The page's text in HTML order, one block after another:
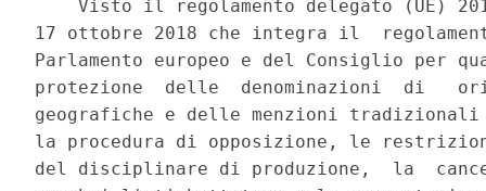
Visto il regolamento delegato (UE)
17 ottobre 2018 che integra il
Parlamento europeo e del Consiglio per
protezione  delle  denominazioni  di
geografiche e delle menzioni
la procedura di opposizione, le
del disciplinare di produzione,  la